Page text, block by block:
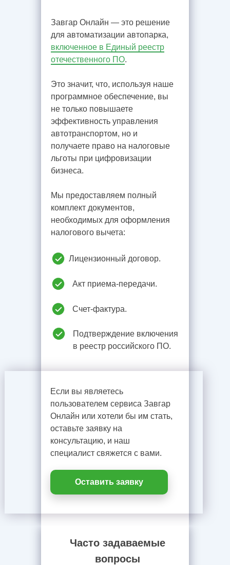
Если вы являетесь
пользователем сервиса Завгар
Онлайн или хотели бы им стать,
оставьте заявку на
консультацию, и наш
специалист свяжется с вами.
Оставить заявку
Завгар Онлайн — это решение
для автоматизации автопарка,
включенное в Единый реестр
отечественного ПО.
Это значит, что, используя наше
программное обеспечение, вы
не только повышаете
эффективность управления
автотранспортом, но и
получаете право на налоговые
льготы при цифровизации
бизнеса.
Мы предоставляем полный
комплект документов,
необходимых для оформления
налогового вычета:
Лицензионный договор.
Акт приема-передачи.
Счет-фактура.
Подтверждение включения
в реестр российского ПО.
Часто задаваемые
вопросы